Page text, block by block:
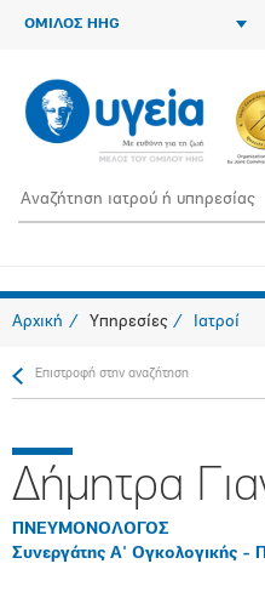
ΟΜΙΛΟΣ HHG
Αρχική Υπηρεσίες Ιατροί
Επιστροφή στην αναζήτηση
Δήμητρα
ΠΝΕΥΜΟΝΟΛΟΓΟΣ
Συνεργάτης Α' Ογκολογικής -